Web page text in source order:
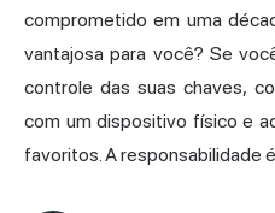
comprometido em uma
vantajosa para você? Se
controle das suas chaves,
com um dispositivo físico e
favoritos. A responsabilidade